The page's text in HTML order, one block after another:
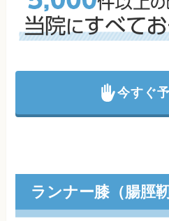
今すぐ
ランナー膝（腸脛